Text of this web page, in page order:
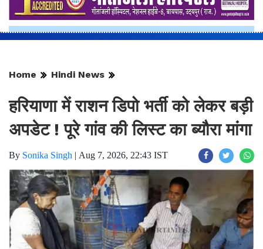
Home Hindi News
हरियाणा में राशन डिपो भर्ती को लेकर बड़ी
अपडेट ! पूरे गांव की लिस्ट का ब्यौरा मांगा
By Sonika Singh | Aug 7, 2026, 22:43 IST